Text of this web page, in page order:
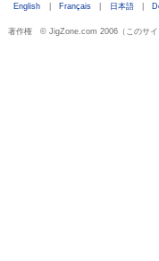
English Français 日本語
著作権 © JigZone.com 2006（このサイ